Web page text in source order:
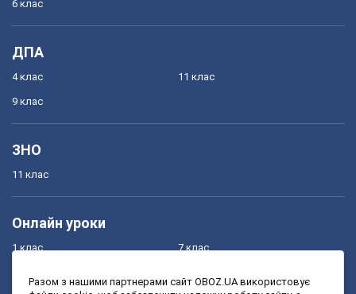
6 клас
ДПА
4 клас
9 клас
11 клас
ЗНО
11 клас
Онлайн уроки
1 клас 7 клас
Разом з нашими партнерами сайт OBOZ.UA використовує